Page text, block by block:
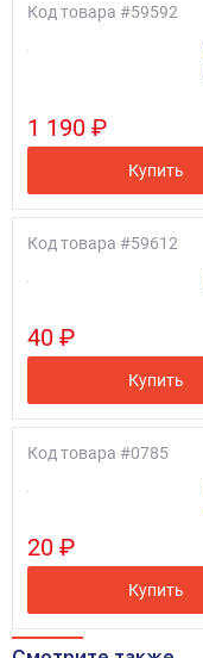
Код товара #59592
1 190 ₽
Купить
Код товара #59612
40 ₽
Купить
Код товара #0785
20 ₽
Купить